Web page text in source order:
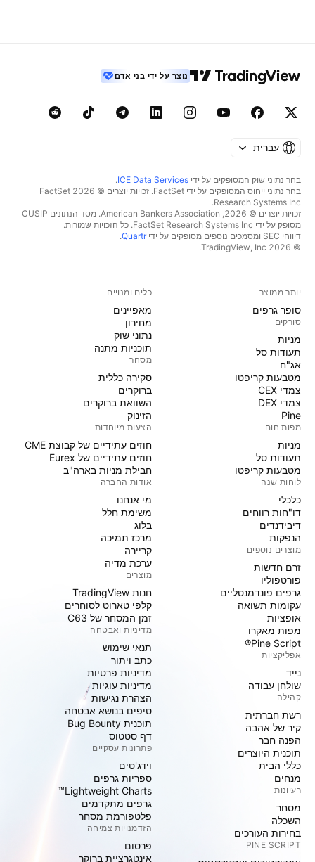
נוצר על ידי בני אדם
עברית
בחר נתוני שוק המסופקים על ידי ICE Data Services
.
בחר נתוני ייחוס המסופקים על ידי FactSet. זכויות יוצרים © 2026 ‏FactSet
Research Systems Inc.‏
זכויות יוצרים © 2026, ‏American Bankers Association. מסד הנתונים CUSIP
מסופק על ידי FactSet Research Systems Inc. כל הזכויות שמורות.
דיווחי SEC ומסמכים נוספים מסופקים על ידי
Quartr
.
© 2026 ‏TradingView, Inc.‏
יותר ממוצר
סופר גרפים
סורקים
מניות‏
תעודות סל
אג"ח
מטבעות קריפטו
צמדי CEX
צמדי DEX
Pine
מפות חום
מניות‏
תעודות סל
מטבעות קריפטו
לוחות שנה
כלכלי
דו"חות רווחים
דיבידנדים
הנפקות
מוצרים נוספים
זרם חדשות
פורטפוליו
גרפים פונדמנטליים
עקומות תשואה
אופציות
מפות מאקרו
Pine Script®
אפליקציות
נייד
שולחן עבודה
קהילה
רשת חברתית
קיר של אהבה
הפנה חבר
תוכנית היוצרים
כללי הבית
מנחים
רעיונות
מסחר
השכלה
בחירות העורכים
PINE SCRIPT
כלים ומנויים
מאפיינים
מחירון
נתוני שוק
תוכניות מתנה
מסחר
סקירה כללית
ברוקרים
השוואת ברוקרים
הזינוק
הצעות מיוחדות
חוזים עתידיים של קבוצת CME
חוזים עתידיים של Eurex
חבילת מניות בארה"ב
אודות החברה
מי אנחנו
משימת חלל
בלוג
מרכז תמיכה
קריירה
ערכת מדיה
מוצרים
חנות TradingView
קלפי טארוט לסוחרים
זמן המסחר של C63
מדיניות ואבטחה
תנאי שימוש
כתב ויתור
מדיניות פרטיות
מדיניות עוגיות
הצהרת נגישות
טיפים בנושא אבטחה
תוכנית Bug Bounty
דף סטטוס
פתרונות עסקיים
וידג'טים
ספריות גרפים
Lightweight Charts™
גרפים מתקדמים
פלטפורמת מסחר
הזדמנויות צמיחה
פּרסום
אינטגרציית ברוקר